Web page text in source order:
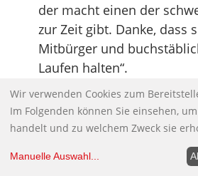
der macht einen der
zur Zeit gibt. Danke, dass
Mitbürger und
Laufen halten“.
Bisher wird mehr als die
Handelsbeschäftigten
tarifvertragliche Bezahlung
fordern deshalb die
regionalen Tarifverträge
Wir verwenden Cookies zum
Im Folgenden können Sie einsehen,
handelt und zu welchem Zweck sie
Manuelle Auswahl...